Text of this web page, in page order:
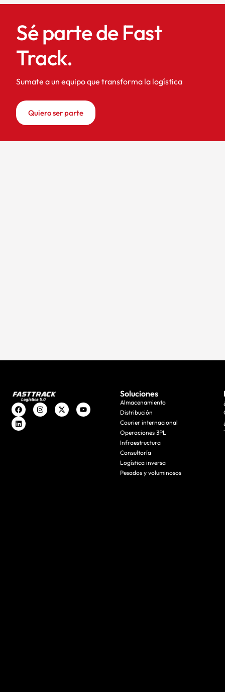
Sé parte de Fast
Track.
Sumate a un equipo que transforma la logística
Quiero ser parte
Soluciones
Almacenamiento
Distribución
Courier internacional
Operaciones 3PL
Infraestructura
Consultoría
Logística inversa
Pesados y voluminosos